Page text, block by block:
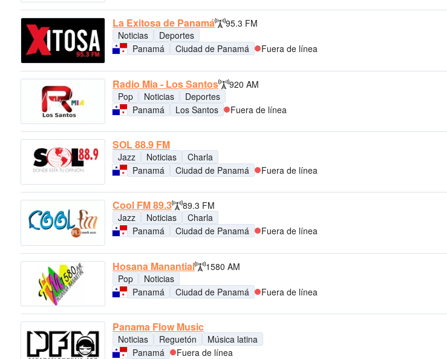
La Exitosa de Panamá
95.3 FM
Noticias
Deportes
Panamá
Ciudad de Panamá Fuera de línea
Radio Mia - Los Santos
920 AM
Pop
Noticias
Deportes
Panamá
Los Santos Fuera de línea
SOL 88.9 FM
Jazz Noticias
Charla
Panamá
Ciudad de Panamá Fuera de línea
Cool FM 89.3
89.3 FM
Jazz
Noticias
Charla
Panamá
Ciudad de Panamá Fuera de línea
Hosana Manantial
1580 AM
Pop
Noticias
Panamá
Ciudad de Panamá Fuera de línea
Panama Flow Music
Noticias Reguetón
Música latina
Panamá
Fuera de línea